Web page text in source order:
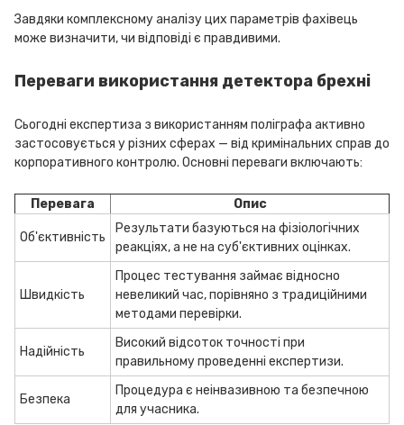
Завдяки комплексному аналізу цих параметрів фахівець
може визначити, чи відповіді є правдивими.
Переваги використання детектора брехні
Сьогодні експертиза з використанням поліграфа активно
застосовується у різних сферах — від кримінальних справ до
корпоративного контролю. Основні переваги включають:
Перевага Опис
Об'єктивність
Результати базуються на фізіологічних
реакціях, а не на суб'єктивних оцінках.
Швидкість
Процес тестування займає відносно
невеликий час, порівняно з традиційними
методами перевірки.
Надійність
Високий відсоток точності при
правильному проведенні експертизи.
Безпека
Процедура є неінвазивною та безпечною
для учасника.